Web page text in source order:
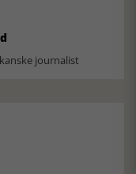
journalist